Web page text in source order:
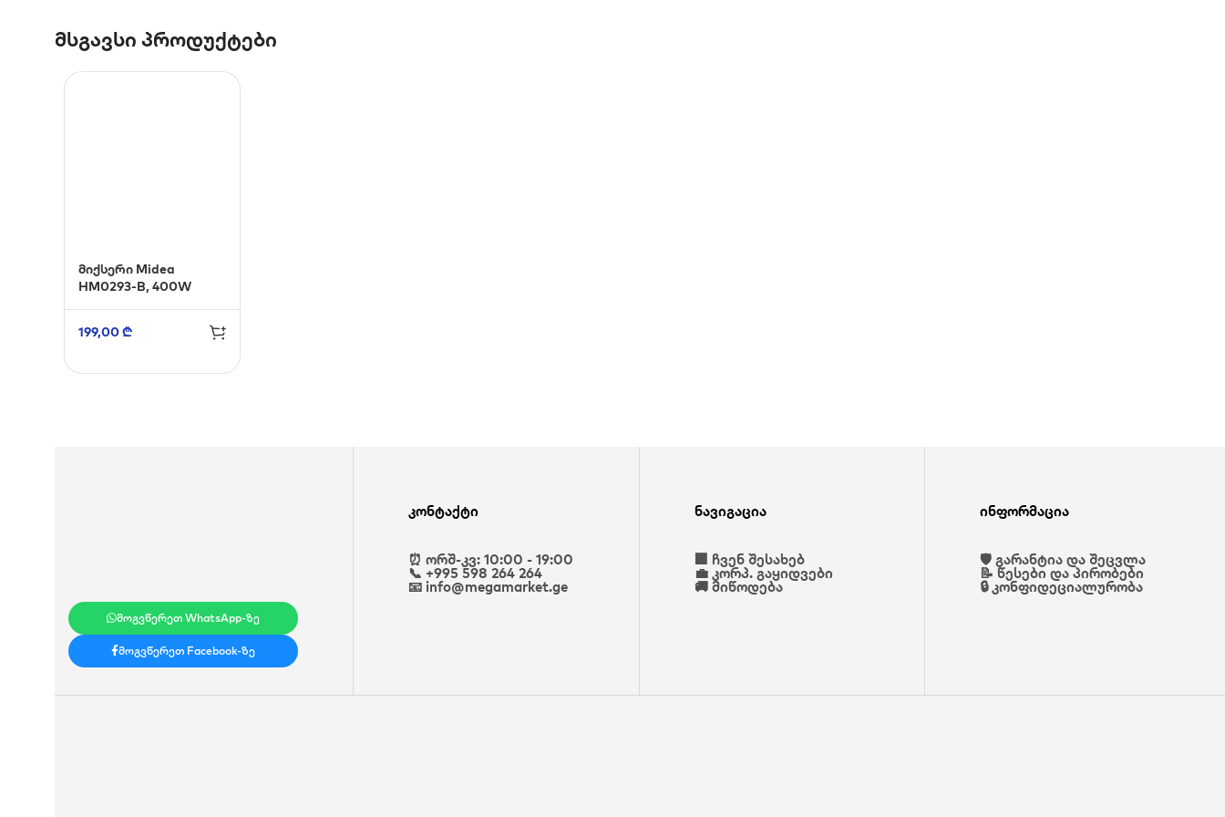
მსგავსი პროდუქტები
მიქსერი Midea
HM0293-B, 400W
199,00₾
მოგვწერეთ WhatsApp-ზე
მოგვწერეთ Facebook-ზე
კონტაქტი
⏰ ორშ-კვ: 10:00 - 19:00
📞 +995 598 264 264
📧 info@megamarket.ge
ნავიგაცია
🏢 ჩვენ შესახებ
💼 კორპ. გაყიდვები
🚚 მიწოდება
ინფორმაცია
🛡️ გარანტია და შეცვლა
📝 წესები და პირობები
🔒 კონფიდეციალურობა